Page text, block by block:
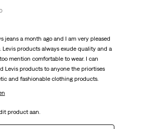
jeans a month ago and I am very pleased
Levis products always exude quality and a
mention comfortable to wear. I can
Levis products to anyone the priortises
and fashionable clothing products.
product aan.